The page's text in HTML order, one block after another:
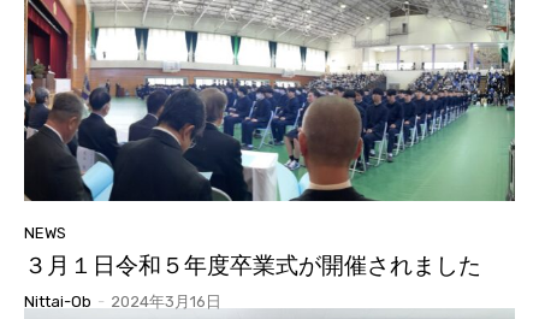
NEWS
３月１日令和５年度卒業式が開催されました
Nittai-Ob - 2024年3月16日